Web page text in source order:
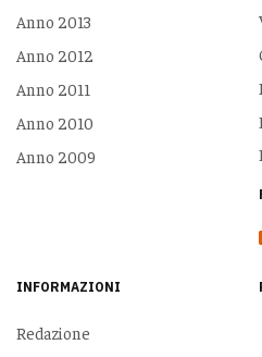
Anno 2013
Anno 2012
Anno 2011
Anno 2010
Anno 2009
INFORMAZIONI
Redazione